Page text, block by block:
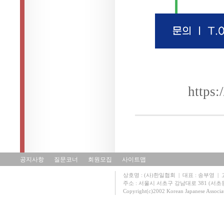
공지사항 질문코너 회원모집 사이트맵
상호명 : (사)한일협회 | 대표 : 송부영 |
주소 : 서울시 서초구 강남대로 381 (서
Copyright(c)2002 Korean Japanese